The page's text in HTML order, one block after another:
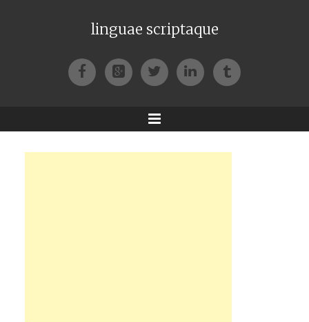
linguae scriptaque
FacebookGoogle+TwitterLinkedIn
Tumblr
Menu